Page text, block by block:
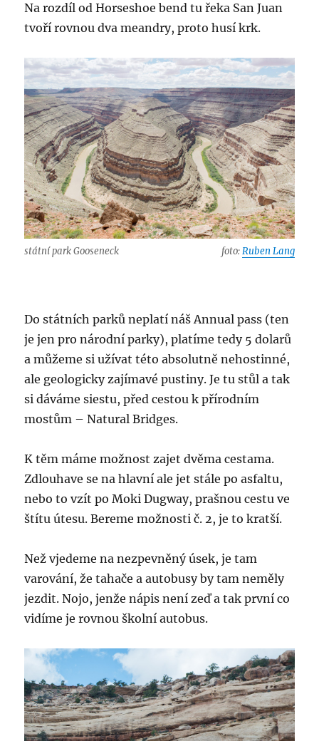
Na rozdíl od Horseshoe bend tu řeka San Juan
tvoří rovnou dva meandry, proto husí krk.
státní park Gooseneck foto:Ruben Lang
Do státních parků neplatí náš Annual pass (ten
je jen pro národní parky), platíme tedy 5 dolarů
a můžeme si užívat této absolutně nehostinné,
ale geologicky zajímavé pustiny. Je tu stůl a tak
si dáváme siestu, před cestou k přírodním
mostům – Natural Bridges.
K těm máme možnost zajet dvěma cestama.
Zdlouhave se na hlavní ale jet stále po asfaltu,
nebo to vzít po Moki Dugway, prašnou cestu ve
štítu útesu. Bereme možnosti č. 2, je to kratší.
Než vjedeme na nezpevněný úsek, je tam
varování, že tahače a autobusy by tam neměly
jezdit. Nojo, jenže nápis není zeď a tak první co
vidíme je rovnou školní autobus.